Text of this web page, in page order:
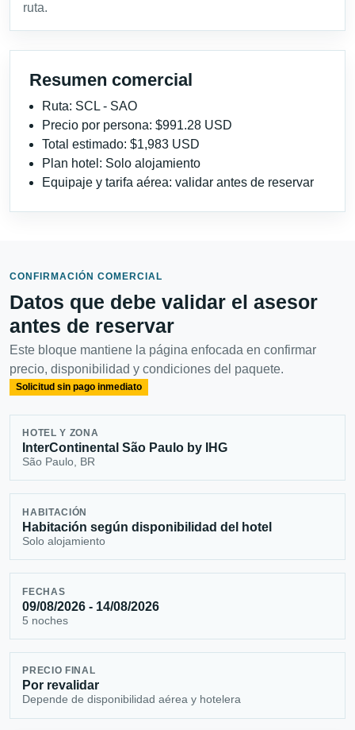
ruta.
Resumen comercial
Ruta: SCL - SAO
Precio por persona: $991.28 USD
Total estimado: $1,983 USD
Plan hotel: Solo alojamiento
Equipaje y tarifa aérea: validar antes de reservar
CONFIRMACIÓN COMERCIAL
Datos que debe validar el asesor
antes de reservar
Este bloque mantiene la página enfocada en confirmar
precio, disponibilidad y condiciones del paquete.
Solicitud sin pago inmediato
HOTEL Y ZONA
InterContinental São Paulo by IHG
São Paulo, BR
HABITACIÓN
Habitación según disponibilidad del hotel
Solo alojamiento
FECHAS
09/08/2026 - 14/08/2026
5 noches
PRECIO FINAL
Por revalidar
Depende de disponibilidad aérea y hotelera